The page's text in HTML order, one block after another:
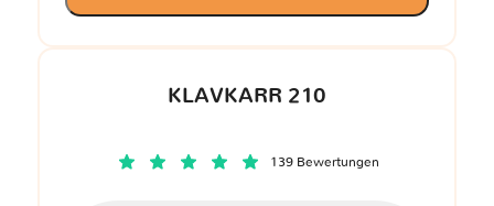
KLAVKARR 210
139 Bewertungen